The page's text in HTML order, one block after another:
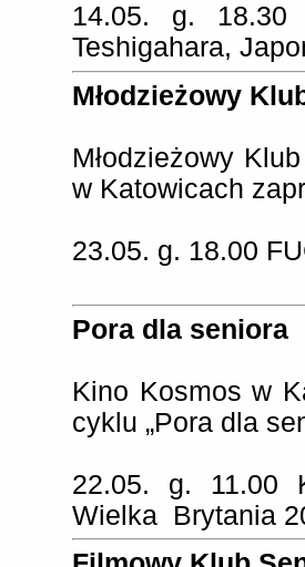
14.05. g. 18.30
Teshigahara,
Młodzieżowy
Młodzieżowy
w Katowicach
23.05. g. 18.00
Pora dla seniora
Kino Kosmos w
cyklu „Pora dla
22.05. g. 11.00
Wielka Brytania